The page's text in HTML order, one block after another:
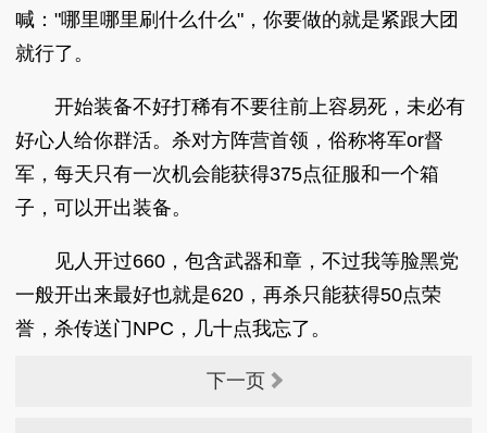
喊："哪里哪里刷什么什么"，你要做的就是紧跟大团
就行了。
开始装备不好打稀有不要往前上容易死，未必有
好心人给你群活。杀对方阵营首领，俗称将军or督
军，每天只有一次机会能获得375点征服和一个箱
子，可以开出装备。
见人开过660，包含武器和章，不过我等脸黑党
一般开出来最好也就是620，再杀只能获得50点荣
誉，杀传送门NPC，几十点我忘了。
下一页